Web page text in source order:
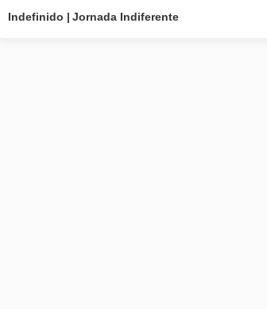
Indefinido
Jornada Indiferente